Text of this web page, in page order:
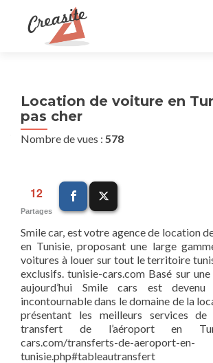
Location de voiture en
pas cher
Nombre de vues : 578
12
Partages
Smile car, est votre agence de location
en Tunisie, proposant une large
voitures à louer sur tout le territoire
exclusifs. tunisie-cars.com Basé sur
aujourd’hui Smile cars est devenu
incontournable dans le domaine de la
présentant les meilleurs services de
transfert de l’aéroport en
cars.com/transferts-de-aeroport-en-
tunisie.php#tableautransfert